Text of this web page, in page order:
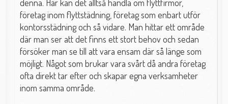
denna. Här kan det alltså handla om flyttfirmor,
företag inom flyttstädning, företag som enbart utför
kontorsstädning och så vidare. Man hittar ett område
där man ser att det finns ett stort behov och sedan
försöker man se till att vara ensam där så länge som
möjligt. Något som brukar vara svårt då andra företag
ofta direkt tar efter och skapar egna verksamheter
inom samma område.